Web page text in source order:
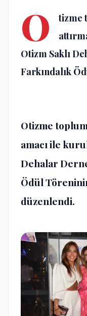
O
tizme
Otizm Saklı
Farkındalık
Otizme
amacı ile
Dehalar
Ödül
düzenlendi.